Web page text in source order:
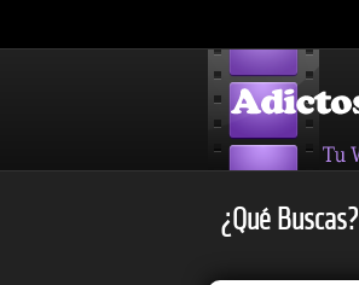
¿Qué Buscas?